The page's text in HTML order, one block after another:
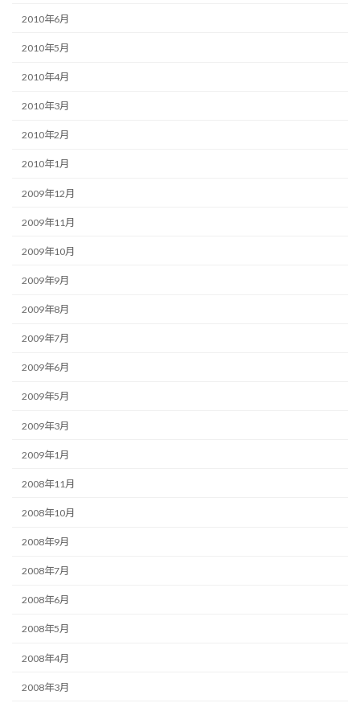
2010年6月
2010年5月
2010年4月
2010年3月
2010年2月
2010年1月
2009年12月
2009年11月
2009年10月
2009年9月
2009年8月
2009年7月
2009年6月
2009年5月
2009年3月
2009年1月
2008年11月
2008年10月
2008年9月
2008年7月
2008年6月
2008年5月
2008年4月
2008年3月